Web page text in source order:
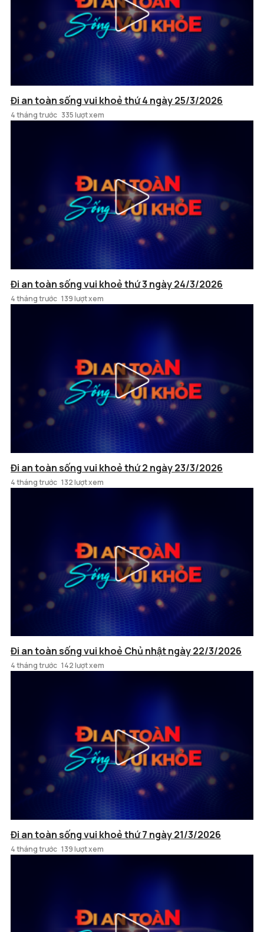
Đi an toàn sống vui khoẻ thứ 4 ngày 25/3/2026
4 tháng trước 335 lượt xem
Đi an toàn sống vui khoẻ thứ 3 ngày 24/3/2026
4 tháng trước 139 lượt xem
Đi an toàn sống vui khoẻ thứ 2 ngày 23/3/2026
4 tháng trước 132 lượt xem
Đi an toàn sống vui khoẻ Chủ nhật ngày 22/3/2026
4 tháng trước 142 lượt xem
Đi an toàn sống vui khoẻ thứ 7 ngày 21/3/2026
4 tháng trước 139 lượt xem